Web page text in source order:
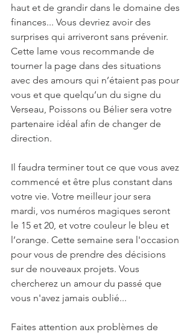
haut et de grandir dans le domaine des
finances... Vous devriez avoir des
surprises qui arriveront sans prévenir.
Cette lame vous recommande de
tourner la page dans des situations
avec des amours qui n’étaient pas pour
vous et que quelqu’un du signe du
Verseau, Poissons ou Bélier sera votre
partenaire idéal afin de changer de
direction.
Il faudra terminer tout ce que vous avez
commencé et être plus constant dans
votre vie. Votre meilleur jour sera
mardi, vos numéros magiques seront
le 15 et 20, et votre couleur le bleu et
l’orange. Cette semaine sera l'occasion
pour vous de prendre des décisions
sur de nouveaux projets. Vous
chercherez un amour du passé que
vous n'avez jamais oublié...
Faites attention aux problèmes de